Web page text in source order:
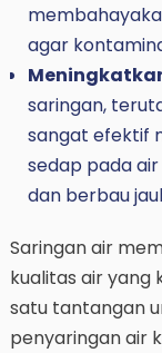
agar
saringan,
sangat efektif
sedap pada
dan berbau
Saringan air
kualitas air yang
satu tantangan
penyaringan air